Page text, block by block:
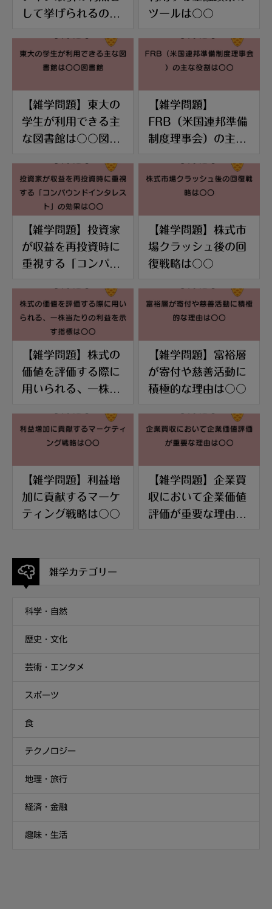
して挙げられるのは
ツールは〇〇
【雑学問題】東大の
学生が利用できる主
な図書館は〇〇図書
【雑学問題】
FRB（米国連邦準備
制度理事会）の主な
【雑学問題】投資家
が収益を再投資時に
重視する「コンパウ
【雑学問題】株式市
場クラッシュ後の回
復戦略は〇〇
【雑学問題】株式の
価値を評価する際に
用いられる、一株当
【雑学問題】富裕層
が寄付や慈善活動に
積極的な理由は〇〇
【雑学問題】利益増
加に貢献するマーケ
ティング戦略は〇〇
【雑学問題】企業買
収において企業価値
評価が重要な理由は
雑学カテゴリー
科学・自然
歴史・文化
芸術・エンタメ
スポーツ
食
テクノロジー
地理・旅行
経済・金融
趣味・生活